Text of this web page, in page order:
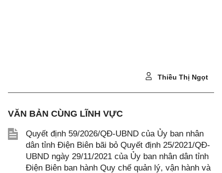
Thiều Thị Ngọt
VĂN BẢN CÙNG LĨNH VỰC
Quyết định 59/2026/QĐ-UBND của Ủy ban nhân
dân tỉnh Điện Biên bãi bỏ Quyết định 25/2021/QĐ-
UBND ngày 29/11/2021 của Ủy ban nhân dân tỉnh
Điện Biên ban hành Quy chế quản lý, vận hành và